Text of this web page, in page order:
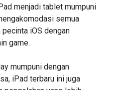
menjadi tablet mumpuni
semua
iOS dengan
game.
mumpuni dengan
iPad terbaru ini juga